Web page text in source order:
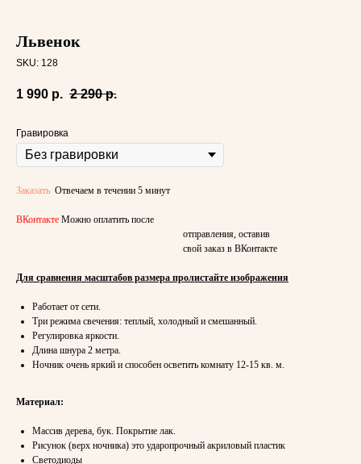
Львенок
SKU: 128
1 990 р. 2 290 р.
Гравировка
Заказать Отвечаем в течении 5 минут
ВКонтакте Можно оплатить после
отправления, оставив
свой заказ в ВКонтакте
Для сравнения масштабов размера пролистайте изображения
Работает от сети.
Три режима свечения: теплый, холодный и смешанный.
Регулировка яркости.
Длина шнура 2 метра.
Ночник очень яркий и способен осветить комнату 12-15 кв. м.
Материал:
Массив дерева, бук. Покрытие лак.
Рисунок (верх ночника) это ударопрочный акриловый пластик
Светодиоды